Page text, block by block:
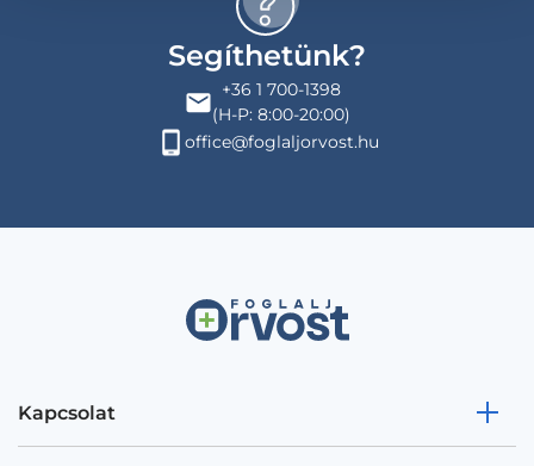
Segíthetünk?
+36 1 700-1398
(H-P: 8:00-20:00)
office@foglaljorvost.hu
Kapcsolat